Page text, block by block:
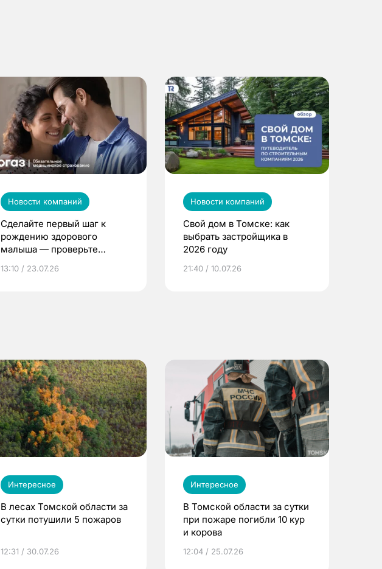
Новости компаний
Сделайте первый шаг к
рождению здорового
малыша — проверьте
по ОМС!
13:10 / 23.07.26
Новости компаний
Свой дом в Томске: как
выбрать застройщика в
2026 году
21:40 / 10.07.26
Интересное
В лесах Томской области за
сутки потушили 5 пожаров
12:31 / 30.07.26
Интересное
В Томской области за сутки
при пожаре погибли 10 кур
и корова
12:04 / 25.07.26